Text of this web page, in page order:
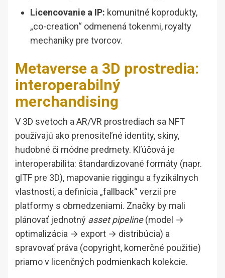
Licencovanie a IP: komunitné koprodukty,
„co-creation“ odmenená tokenmi, royalty
mechaniky pre tvorcov.
Metaverse a 3D prostredia:
interoperabilný
merchandising
V 3D svetoch a AR/VR prostrediach sa NFT
používajú ako prenositeľné identity, skiny,
hudobné či módne predmety. Kľúčová je
interoperabilita: štandardizované formáty (napr.
glTF pre 3D), mapovanie riggingu a fyzikálnych
vlastností, a definícia „fallback“ verzií pre
platformy s obmedzeniami. Značky by mali
plánovať jednotný asset pipeline(model →
optimalizácia → export → distribúcia) a
spravovať práva (copyright, komerčné použitie)
priamo v licenčných podmienkach kolekcie.